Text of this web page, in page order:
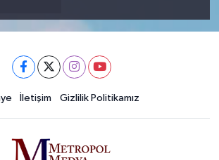
İletişim Gizlilik Politikamız